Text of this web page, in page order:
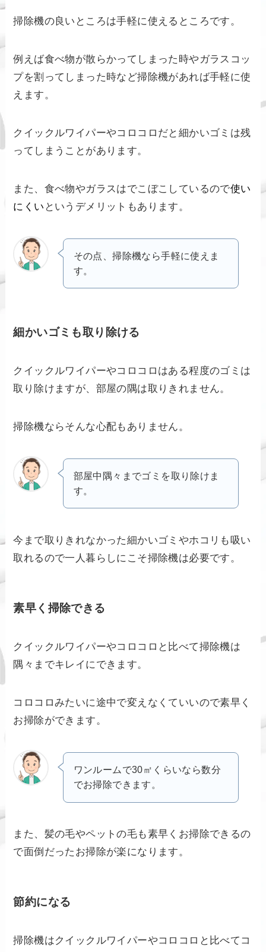
掃除機の良いところは手軽に使えるところです。
例えば食べ物が散らかってしまった時やガラスコッ
プを割ってしまった時など掃除機があれば手軽に使
えます。
クイックルワイパーやコロコロだと細かいゴミは残
ってしまうことがあります。
また、食べ物やガラスはでこぼこしているので使い
にくい というデメリットもあります。
その点、掃除機なら手軽に使えま
す。
細かいゴミも取り除ける
クイックルワイパーやコロコロはある程度のゴミは
取り除けますが、部屋の隅は取りきれません。
掃除機ならそんな心配もありません。
部屋中隅々までゴミを取り除けま
す。
今まで取りきれなかった細かいゴミやホコリも吸い
取れるので一人暮らしにこそ掃除機は必要です。
素早く掃除できる
クイックルワイパーやコロコロと比べて掃除機は
隅々までキレイにできます。
コロコロみたいに途中で変えなくていいので素早く
お掃除ができます。
ワンルームで30㎡くらいなら数分
でお掃除できます。
また、髪の毛やペットの毛も素早くお掃除できるの
で面倒だったお掃除が楽になります。
節約になる
掃除機はクイックルワイパーやコロコロと比べてコ